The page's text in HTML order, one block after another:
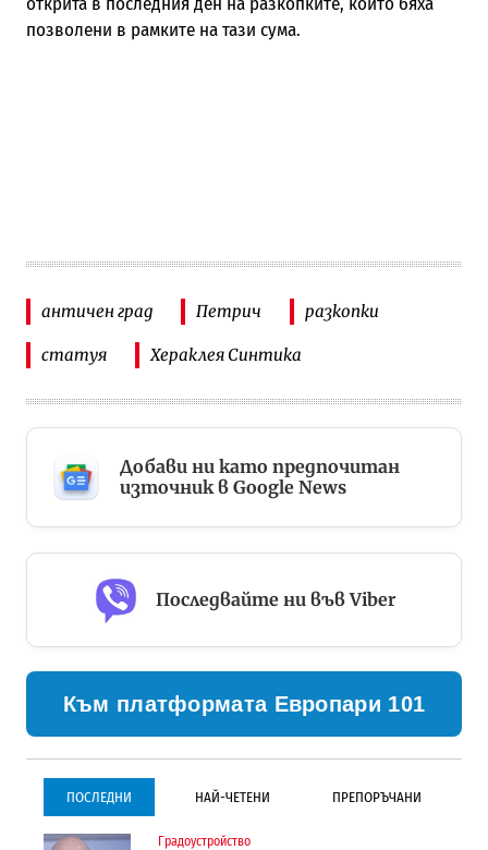
позволени в рамките на тази сума.
античен град Петрич разкопки
статуя Хераклея Синтика
Добави ни като предпочитан
източник в Google News
Последвайте ни във Viber
Към платформата Европари 101
ПОСЛЕДНИ НАЙ-ЧЕТЕНИ ПРЕПОРЪЧАНИ
Градоустройство
Градоустройство
Инфраструктура